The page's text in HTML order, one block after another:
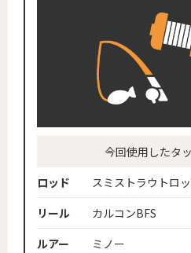
今回使用したタ
ロッド
スミストラウトロ
リール
カルコンBFS
ルアー
ミノー